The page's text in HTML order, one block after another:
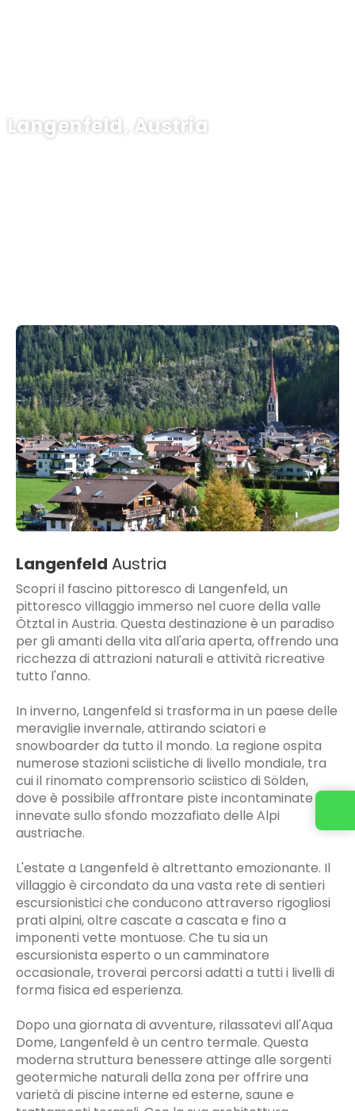
Langenfeld, Austria
Langenfeld Austria
Scopri il fascino pittoresco di Langenfeld, un
pittoresco villaggio immerso nel cuore della valle
Ötztal in Austria. Questa destinazione è un paradiso
per gli amanti della vita all'aria aperta, offrendo una
ricchezza di attrazioni naturali e attività ricreative
tutto l'anno.
In inverno, Langenfeld si trasforma in un paese delle
meraviglie invernale, attirando sciatori e
snowboarder da tutto il mondo. La regione ospita
numerose stazioni sciistiche di livello mondiale, tra
cui il rinomato comprensorio sciistico di Sölden,
dove è possibile affrontare piste incontaminate e
innevate sullo sfondo mozzafiato delle Alpi
austriache.
L'estate a Langenfeld è altrettanto emozionante. Il
villaggio è circondato da una vasta rete di sentieri
escursionistici che conducono attraverso rigogliosi
prati alpini, oltre cascate a cascata e fino a
imponenti vette montuose. Che tu sia un
escursionista esperto o un camminatore
occasionale, troverai percorsi adatti a tutti i livelli di
forma fisica ed esperienza.
Dopo una giornata di avventure, rilassatevi all'Aqua
Dome, Langenfeld è un centro termale. Questa
moderna struttura benessere attinge alle sorgenti
geotermiche naturali della zona per offrire una
varietà di piscine interne ed esterne, saune e